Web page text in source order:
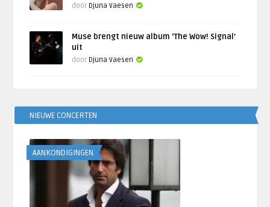
door Djuna Vaesen
Muse brengt nieuw album ‘The Wow! Signal’
uit
door Djuna Vaesen
NIEUWE CONCERTEN
AANKONDIGINGEN